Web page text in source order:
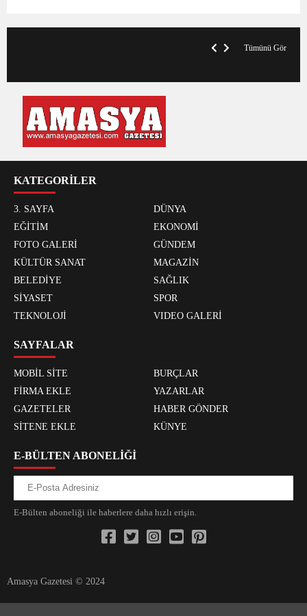
Tümünü Gör
KATEGORİLER
3. SAYFA
DÜNYA
EĞİTİM
EKONOMİ
FOTO GALERİ
GÜNDEM
KÜLTÜR SANAT
MAGAZİN
BELEDİYE
SAĞLIK
SİYASET
SPOR
TEKNOLOJİ
VIDEO GALERİ
SAYFALAR
MOBİL SİTE
BURÇLAR
FİRMA EKLE
YAZARLAR
GAZETELER
HABER GÖNDER
SİTENE EKLE
KÜNYE
E-BÜLTEN ABONELİĞİ
E-Bülten aboneliği ile haberlere daha hızlı erişin.
Amasya Gazetesi © 2024